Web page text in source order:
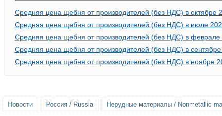
Средняя цена щебня от производителей (без НДС) в октябре
Средняя цена щебня от производителей (без НДС) в июле
Средняя цена щебня от производителей (без НДС) в феврале
Средняя цена щебня от производителей (без НДС) в сентябре
Средняя цена щебня от производителей (без НДС) в ноябре
Новости Россия / Russia Нерудные материалы / Nonmetallic